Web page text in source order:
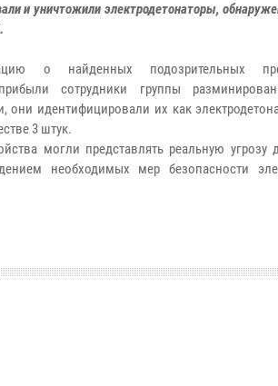
и уничтожили электродетонаторы,
о найденных подозрительных
сотрудники группы
они идентифицировали их как
3 штук.
могли представлять реальную
необходимых мер безопасности